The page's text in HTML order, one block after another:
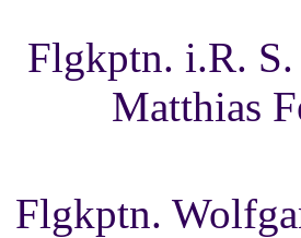
Flgkptn. i.R.
Matthias
Flgkptn.